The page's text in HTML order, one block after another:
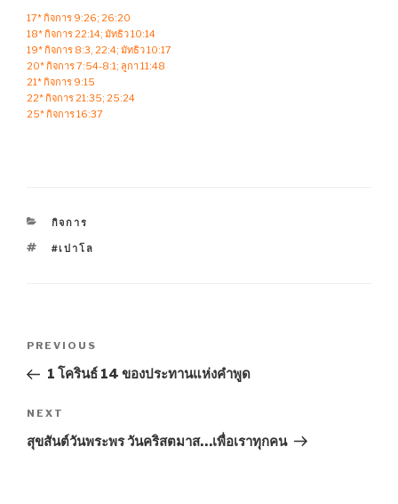
17* กิจการ 9:26; 26:20
18* กิจการ 22:14; มัทธิว 10:14
19* กิจการ 8:3, 22:4; มัทธิว 10:17
20* กิจการ 7:54-8:1; ลูกา 11:48
21* กิจการ 9:15
22* กิจการ 21:35; 25:24
25* กิจการ 16:37
CATEGORIES
กิจการ
TAGS
#เปาโล
navigation
Previous
Post
PREVIOUS
1 โครินธ์ 14 ของประทานแห่งคำพูด
Next
Post
NEXT
สุขสันต์วันพระพร วันคริสตมาส…เพื่อเราทุกคน